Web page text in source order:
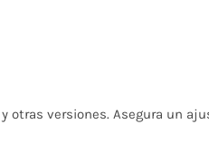
y otras versiones. Asegura un